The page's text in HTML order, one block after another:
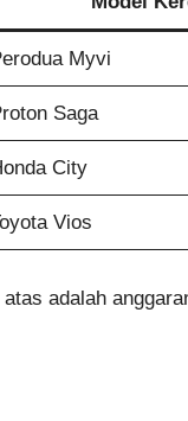
Myvi
Saga
City
Vios
adalah